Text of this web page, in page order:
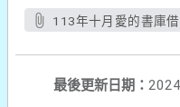
113年十月愛的書庫
最後更新日期：